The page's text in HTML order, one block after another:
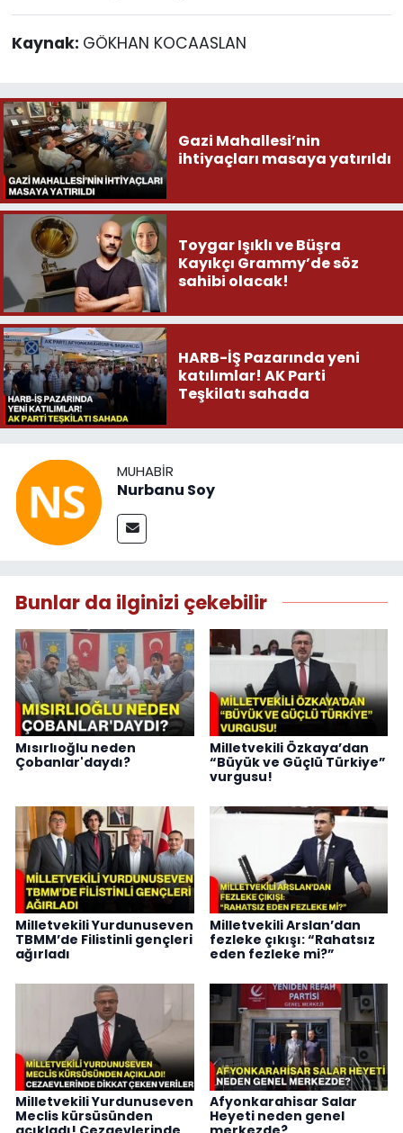
Kaynak: GÖKHAN KOCAASLAN
Gazi Mahallesi’nin
ihtiyaçları masaya yatırıldı
Toygar Işıklı ve Büşra
Kayıkçı Grammy’de söz
sahibi olacak!
HARB-İŞ Pazarında yeni
katılımlar! AK Parti
Teşkilatı sahada
MUHABIR
Nurbanu Soy
Bunlar da ilginizi çekebilir
Mısırlıoğlu neden
Çobanlar'daydı?
Milletvekili Özkaya’dan
“Büyük ve Güçlü Türkiye”
vurgusu!
Milletvekili Yurdunuseven
TBMM’de Filistinli gençleri
ağırladı
Milletvekili Arslan’dan
fezleke çıkışı: “Rahatsız
eden fezleke mi?”
Milletvekili Yurdunuseven
Meclis kürsüsünden
Afyonkarahisar Salar
Heyeti neden genel